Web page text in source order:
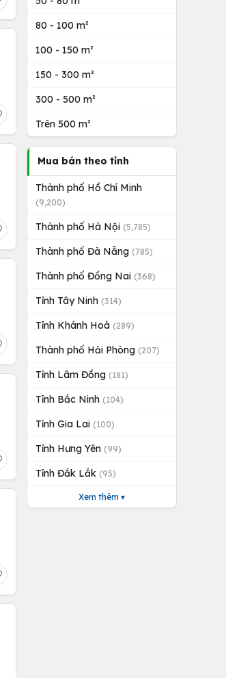
80 - 100 m²
100 - 150 m²
150 - 300 m²
300 - 500 m²
Trên 500 m²
Mua bán theo tỉnh
Thành phố Hồ Chí Minh
(9,200)
Thành phố Hà Nội (5,785)
Thành phố Đà Nẵng (785)
Thành phố Đồng Nai (368)
Tỉnh Tây Ninh (314)
Tỉnh Khánh Hoà (289)
Thành phố Hải Phòng (207)
Tỉnh Lâm Đồng (181)
Tỉnh Bắc Ninh (104)
Tỉnh Gia Lai (100)
Tỉnh Hưng Yên (99)
Tỉnh Đắk Lắk (95)
Xem thêm ▾